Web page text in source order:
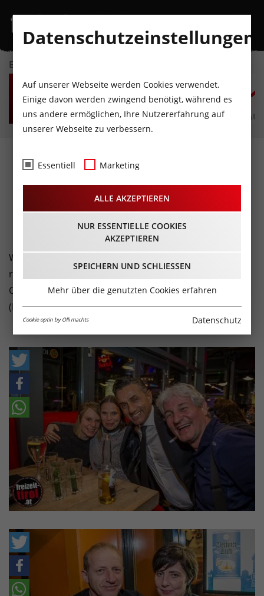
EVENTKALENDER
MO
10
AUGUST
DI
11
AUGUST
MI
12
AUGUST
DO
13
AUGUST
FR
14
AUGUST
Fotos- Coffee Bar
Innsbruck
09.03.2019
Wieder einmal Partypeople, beste Stimmung und
rockiger Sound - das war der Samstag Abend in der
Coffee Bar im DEZ Areal in Innsbruck. Hier die Bilder!
(Fotos: Paul Weber)
Datenschutzeinstellungen
Auf unserer Webseite werden Cookies verwendet.
Einige davon werden zwingend benötigt, während es
uns andere ermöglichen, Ihre Nutzererfahrung auf
unserer Webseite zu verbessern.
Essentiell Marketing
ALLE AKZEPTIEREN
NUR ESSENTIELLE COOKIES
AKZEPTIEREN
SPEICHERN UND SCHLIESSEN
Mehr über die genutzten Cookies erfahren
Cookie optin by Olli machts Datenschutz